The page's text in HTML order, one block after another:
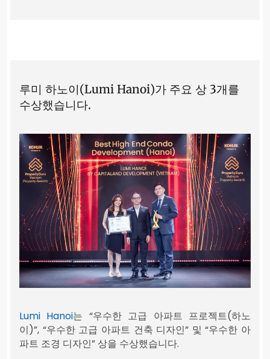
루미 하노이(Lumi Hanoi)가 주요 상 3개를
수상했습니다.
Lumi Hanoi는 “우수한 고급 아파트 프로젝트(하노
이)”, “우수한 고급 아파트 건축 디자인” 및 “우수한 아
파트 조경 디자인” 상을 수상했습니다.